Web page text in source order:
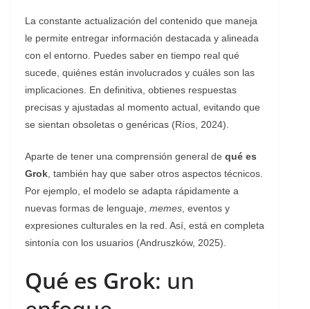
La constante actualización del contenido que maneja
le permite entregar información destacada y alineada
con el entorno. Puedes saber en tiempo real qué
sucede, quiénes están involucrados y cuáles son las
implicaciones. En definitiva, obtienes respuestas
precisas y ajustadas al momento actual, evitando que
se sientan obsoletas o genéricas (Ríos, 2024).
Aparte de tener una comprensión general de qué es
Grok , también hay que saber otros aspectos técnicos.
Por ejemplo, el modelo se adapta rápidamente a
nuevas formas de lenguaje, memes , eventos y
expresiones culturales en la red. Así, está en completa
sintonía con los usuarios (Andruszków, 2025).
Qué es Grok: un